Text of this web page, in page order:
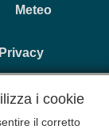
Meteo
i cookie
il corretto